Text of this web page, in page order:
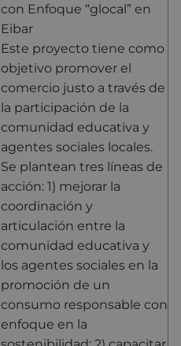
con Enfoque “glocal” en
Eibar
Este proyecto tiene como
objetivo promover el
comercio justo a través de
la participación de la
comunidad educativa y
agentes sociales locales.
Se plantean tres líneas de
acción: 1) mejorar la
coordinación y
articulación entre la
comunidad educativa y
los agentes sociales en la
promoción de un
consumo responsable con
enfoque en la